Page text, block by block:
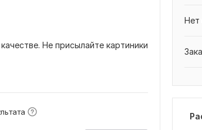
Не присылайте картиники
Нет